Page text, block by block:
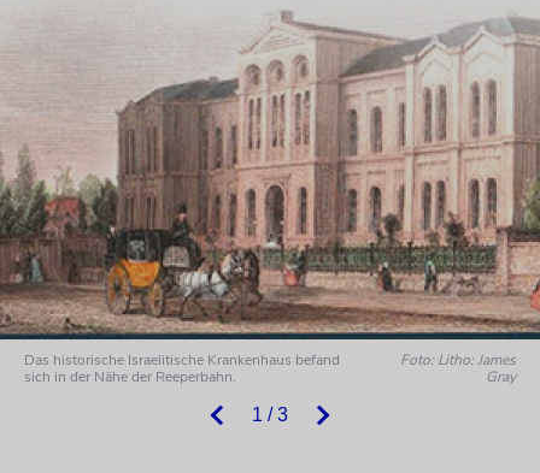
1 / 3
Das historische Israelitische Krankenhaus befand
sich in der Nähe der Reeperbahn.
Foto: Litho: James
Gray